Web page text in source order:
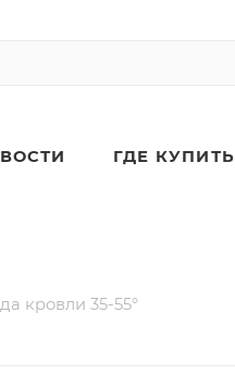
ГДЕ КУПИТЬ
кровли 35-55°